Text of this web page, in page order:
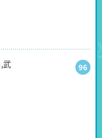
96